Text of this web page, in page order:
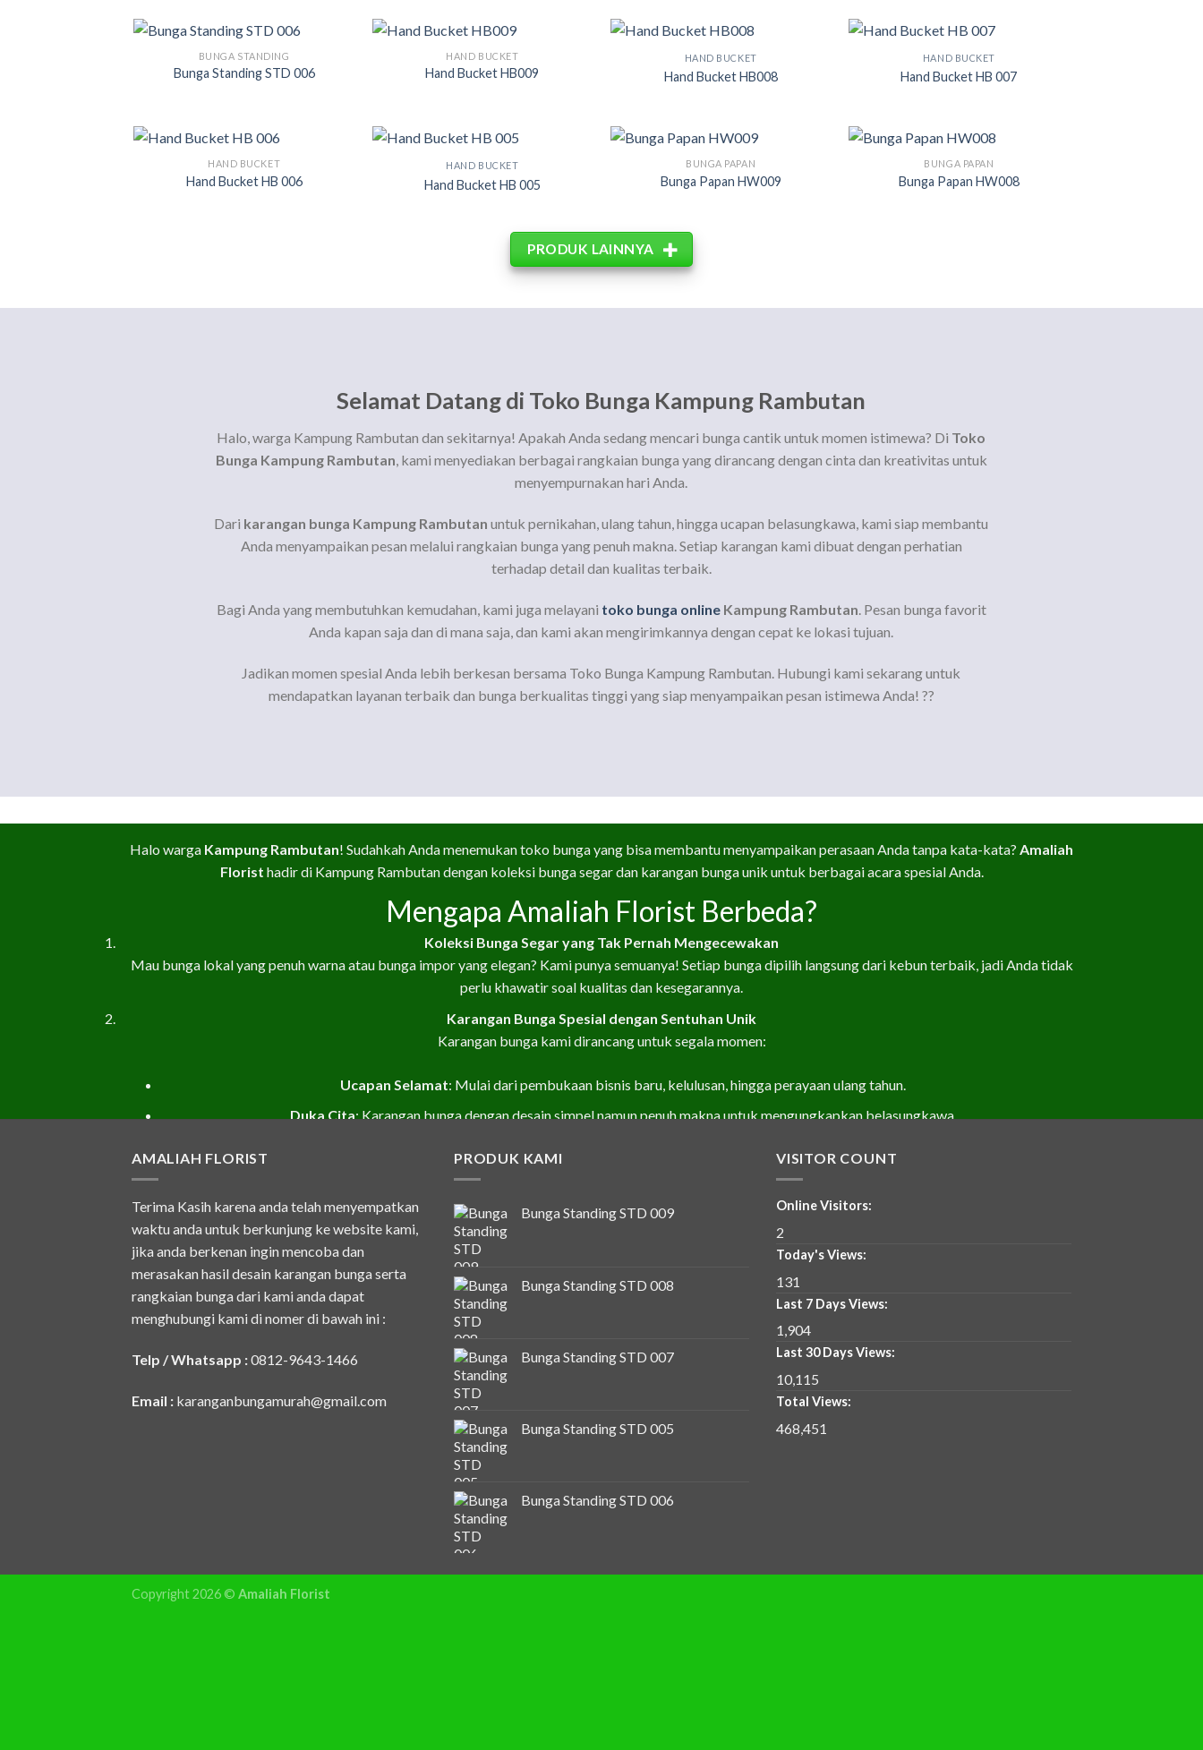
BUNGA STANDING
Bunga Standing STD 006
HAND BUCKET
Hand Bucket HB009
HAND BUCKET
Hand Bucket HB008
HAND BUCKET
Hand Bucket HB 007
HAND BUCKET
Hand Bucket HB 006
HAND BUCKET
Hand Bucket HB 005
BUNGA PAPAN
Bunga Papan HW009
BUNGA PAPAN
Bunga Papan HW008
PRODUK LAINNYA
Selamat Datang di Toko Bunga Kampung Rambutan
Halo, warga Kampung Rambutan dan sekitarnya! Apakah Anda sedang mencari bunga cantik untuk momen istimewa? Di Toko
Bunga Kampung Rambutan, kami menyediakan berbagai rangkaian bunga yang dirancang dengan cinta dan kreativitas untuk
menyempurnakan hari Anda.
Dari karangan bunga Kampung Rambutan untuk pernikahan, ulang tahun, hingga ucapan belasungkawa, kami siap membantu
Anda menyampaikan pesan melalui rangkaian bunga yang penuh makna. Setiap karangan kami dibuat dengan perhatian
terhadap detail dan kualitas terbaik.
Bagi Anda yang membutuhkan kemudahan, kami juga melayani toko bunga onlineKampung Rambutan. Pesan bunga favorit
Anda kapan saja dan di mana saja, dan kami akan mengirimkannya dengan cepat ke lokasi tujuan.
Jadikan momen spesial Anda lebih berkesan bersama Toko Bunga Kampung Rambutan. Hubungi kami sekarang untuk
mendapatkan layanan terbaik dan bunga berkualitas tinggi yang siap menyampaikan pesan istimewa Anda! ??
Halo warga Kampung Rambutan! Sudahkah Anda menemukan toko bunga yang bisa membantu menyampaikan perasaan Anda tanpa kata-kata? Amaliah
Florist hadir di Kampung Rambutan dengan koleksi bunga segar dan karangan bunga unik untuk berbagai acara spesial Anda.
Mengapa Amaliah Florist Berbeda?
Koleksi Bunga Segar yang Tak Pernah Mengecewakan
Mau bunga lokal yang penuh warna atau bunga impor yang elegan? Kami punya semuanya! Setiap bunga dipilih langsung dari kebun terbaik, jadi Anda tidak
perlu khawatir soal kualitas dan kesegarannya.
Karangan Bunga Spesial dengan Sentuhan Unik
Karangan bunga kami dirancang untuk segala momen:
Ucapan Selamat: Mulai dari pembukaan bisnis baru, kelulusan, hingga perayaan ulang tahun.
Duka Cita: Karangan bunga dengan desain simpel namun penuh makna untuk mengungkapkan belasungkawa.
Sebagai toko bunga lokal, kami paham betul karakteristik dan kebutuhan warga Kampung Rambutan. Setiap rangkaian bunga dibuat dengan sentuhan
personal agar sesuai dengan selera Anda.
Pengiriman Cepat ke Seluruh Kampung Rambutan
Tidak sempat mampir ke toko? Jangan khawatir! Kami siap mengantarkan bunga pesanan Anda dengan cepat dan dalam kondisi terbaik.
Karangan Bunga Kampung Rambutan yang Penuh Cerita
Di Amaliah Florist, setiap karangan bunga memiliki cerita. Kami percaya bahwa bunga bukan sekadar hiasan, tetapi juga simbol perasaan. Dengan desain yang
elegan dan penataan yang rapi, kami pastikan bunga yang Anda pesan mampu menyentuh hati penerimanya.
Anda juga bisa request tema atau warna khusus agar rangkaian bunga Anda benar-benar unik dan sesuai keinginan.
Cara Pesan Bunga di Amaliah Florist
: Kami dengan senang hati menyambut Anda di toko kami di Kampung Rambutan.
: Hubungi kami melalui WhatsApp, dan tim kami akan membantu proses pemesanan hingga pengantaran.
AMALIAH FLORIST
Terima Kasih karena anda telah menyempatkan
waktu anda untuk berkunjung ke website kami,
jika anda berkenan ingin mencoba dan
merasakan hasil desain karangan bunga serta
rangkaian bunga dari kami anda dapat
menghubungi kami di nomer di bawah ini :
Telp / Whatsapp :0812-9643-1466
Email : karanganbungamurah@gmail.com
PRODUK KAMI
Bunga Standing STD 009
Bunga Standing STD 008
Bunga Standing STD 007
Bunga Standing STD 005
Bunga Standing STD 006
VISITOR COUNT
Online Visitors:
2
Today's Views:
131
Last 7 Days Views:
1,904
Last 30 Days Views:
10,115
Total Views:
468,451
Copyright 2026 © Amaliah Florist